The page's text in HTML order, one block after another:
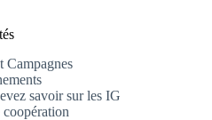
Campagnes
savoir sur les IG
coopération